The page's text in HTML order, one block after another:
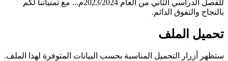
للفصل الدراسي الثاني من العام 2023/2024م... مع تمنياتنا لكم
بالنجاح والتفوق الدائم.
تحميل الملف
ستظهر أزرار التحميل المناسبة بحسب البيانات المتوفرة لهذا الملف.